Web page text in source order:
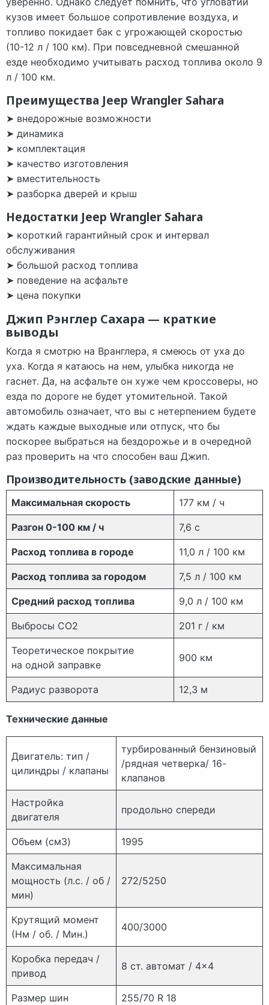
кузов имеет большое сопротивление воздуха, и
топливо покидает бак с угрожающей скоростью
(10-12 л / 100 км). При повседневной смешанной
езде необходимо учитывать расход топлива около 9
л / 100 км.
Преимущества Jeep Wrangler Sahara
➤ внедорожные возможности
➤ динамика
➤ комплектация
➤ качество изготовления
➤ вместительность
➤ разборка дверей и крыш
Недостатки Jeep Wrangler Sahara
➤ короткий гарантийный срок и интервал
обслуживания
➤ большой расход топлива
➤ поведение на асфальте
➤ цена покупки
Джип Рэнглер Сахара — краткие
выводы
Когда я смотрю на Вранглера, я смеюсь от уха до
уха. Когда я катаюсь на нем, улыбка никогда не
гаснет. Да, на асфальте он хуже чем кроссоверы, но
езда по дороге не будет утомительной. Такой
автомобиль означает, что вы с нетерпением будете
ждать каждые выходные или отпуск, что бы
поскорее выбраться на бездорожье и в очередной
раз проверить на что способен ваш Джип.
Производительность (заводские данные)
Максимальная скорость 177 км / ч
Разгон 0-100 км / ч 7,6 с
Расход топлива в городе 11,0 л / 100 км
Расход топлива за городом 7,5 л / 100 км
Средний расход топлива 9,0 л / 100 км
Выбросы СО2 201 г / км
Теоретическое покрытие
на одной заправке
900 км
Радиус разворота 12,3 м
Технические данные
Двигатель: тип /
цилиндры / клапаны
турбированный бензиновый
/рядная четверка/ 16-
клапанов
Настройка
двигателя
продольно спереди
Объем (см3) 1995
Максимальная
мощность (л.с. / об /
мин)
272/5250
Крутящий момент
(Нм / об. / Мин.)
400/3000
Коробка передач /
привод
8 ст. автомат / 4×4
Размер шин 255/70 R 18